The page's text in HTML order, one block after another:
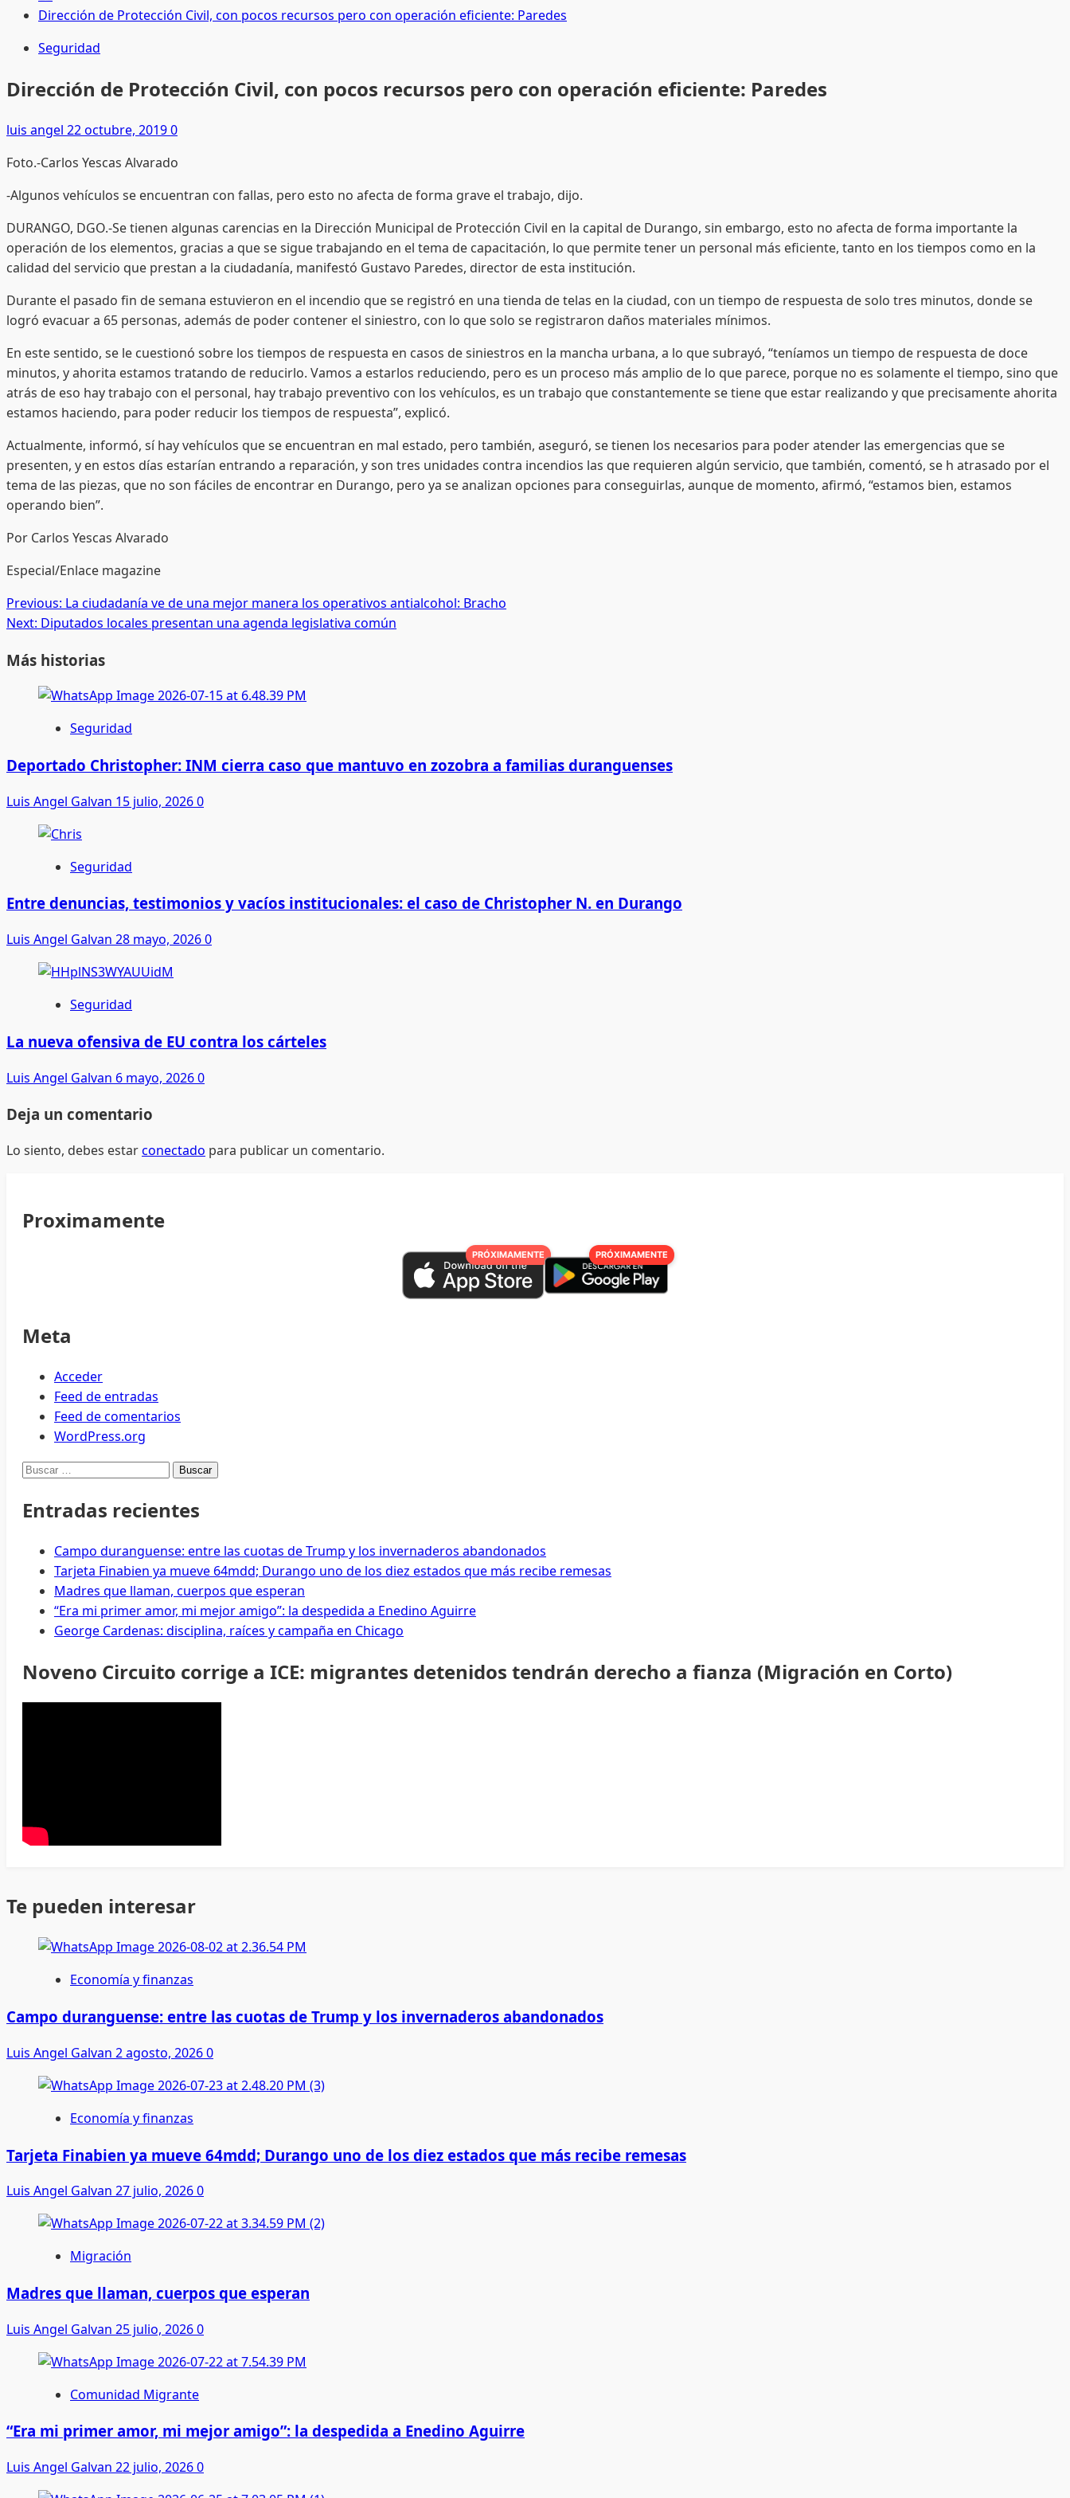
Dirección de Protección Civil, con pocos recursos pero con operación eficiente: Paredes
Seguridad
Dirección de Protección Civil, con pocos recursos pero con operación eficiente: Paredes
luis angel 22 octubre, 20190
Foto.-Carlos Yescas Alvarado
-Algunos vehículos se encuentran con fallas, pero esto no afecta de forma grave el trabajo, dijo.
DURANGO, DGO.-Se tienen algunas carencias en la Dirección Municipal de Protección Civil en la capital de Durango, sin embargo, esto no afecta de forma importante la
operación de los elementos, gracias a que se sigue trabajando en el tema de capacitación, lo que permite tener un personal más eficiente, tanto en los tiempos como en la
calidad del servicio que prestan a la ciudadanía, manifestó Gustavo Paredes, director de esta institución.
​Durante el pasado fin de semana estuvieron en el incendio que se registró en una tienda de telas en la ciudad, con un tiempo de respuesta de solo tres minutos, donde se
logró evacuar a 65 personas, además de poder contener el siniestro, con lo que solo se registraron daños materiales mínimos.
​En este sentido, se le cuestionó sobre los tiempos de respuesta en casos de siniestros en la mancha urbana, a lo que subrayó, “teníamos un tiempo de respuesta de doce
minutos, y ahorita estamos tratando de reducirlo. Vamos a estarlos reduciendo, pero es un proceso más amplio de lo que parece, porque no es solamente el tiempo, sino que
atrás de eso hay trabajo con el personal, hay trabajo preventivo con los vehículos, es un trabajo que constantemente se tiene que estar realizando y que precisamente ahorita
estamos haciendo, para poder reducir los tiempos de respuesta”, explicó.
​Actualmente, informó, sí hay vehículos que se encuentran en mal estado, pero también, aseguró, se tienen los necesarios para poder atender las emergencias que se
presenten, y en estos días estarían entrando a reparación, y son tres unidades contra incendios las que requieren algún servicio, que también, comentó, se h atrasado por el
tema de las piezas, que no son fáciles de encontrar en Durango, pero ya se analizan opciones para conseguirlas, aunque de momento, afirmó, “estamos bien, estamos
operando bien”.
Por Carlos Yescas Alvarado
Especial/Enlace magazine
Post
navigation
Previous: La ciudadanía ve de una mejor manera los operativos antialcohol: Bracho
Next: Diputados locales presentan una agenda legislativa común
Más historias
Seguridad
Deportado Christopher: INM cierra caso que mantuvo en zozobra a familias duranguenses
Luis Angel Galvan 15 julio, 20260
Seguridad
Entre denuncias, testimonios y vacíos institucionales: el caso de Christopher N. en Durango
Luis Angel Galvan 28 mayo, 20260
Seguridad
La nueva ofensiva de EU contra los cárteles
Luis Angel Galvan 6 mayo, 20260
Deja un comentario
Lo siento, debes estarconectado para publicar un comentario.
Proximamente
PRÓXIMAMENTE PRÓXIMAMENTE
Meta
Acceder
Feed de entradas
Feed de comentarios
WordPress.org
Buscar:
Entradas recientes
Campo duranguense: entre las cuotas de Trump y los invernaderos abandonados
Tarjeta Finabien ya mueve 64mdd; Durango uno de los diez estados que más recibe remesas
Madres que llaman, cuerpos que esperan
“Era mi primer amor, mi mejor amigo”: la despedida a Enedino Aguirre
George Cardenas: disciplina, raíces y campaña en Chicago
Noveno Circuito corrige a ICE: migrantes detenidos tendrán derecho a fianza (Migración en Corto)
Te pueden interesar
Economía y finanzas
Campo duranguense: entre las cuotas de Trump y los invernaderos abandonados
Luis Angel Galvan 2 agosto, 20260
Economía y finanzas
Tarjeta Finabien ya mueve 64mdd; Durango uno de los diez estados que más recibe remesas
Luis Angel Galvan 27 julio, 20260
Migración
Madres que llaman, cuerpos que esperan
Luis Angel Galvan 25 julio, 20260
Comunidad Migrante
“Era mi primer amor, mi mejor amigo”: la despedida a Enedino Aguirre
Luis Angel Galvan 22 julio, 20260